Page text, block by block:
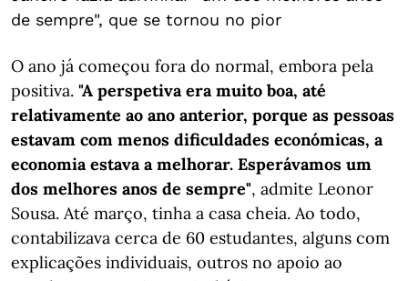
de sempre", que se tornou no pior
O ano já começou fora do normal, embora pela
positiva. "A perspetiva era muito boa, até
relativamente ao ano anterior, porque as pessoas
estavam com menos dificuldades económicas, a
economia estava a melhorar. Esperávamos um
dos melhores anos de sempre", admite Leonor
Sousa. Até março, tinha a casa cheia. Ao todo,
contabilizava cerca de 60 estudantes, alguns com
explicações individuais, outros no apoio ao